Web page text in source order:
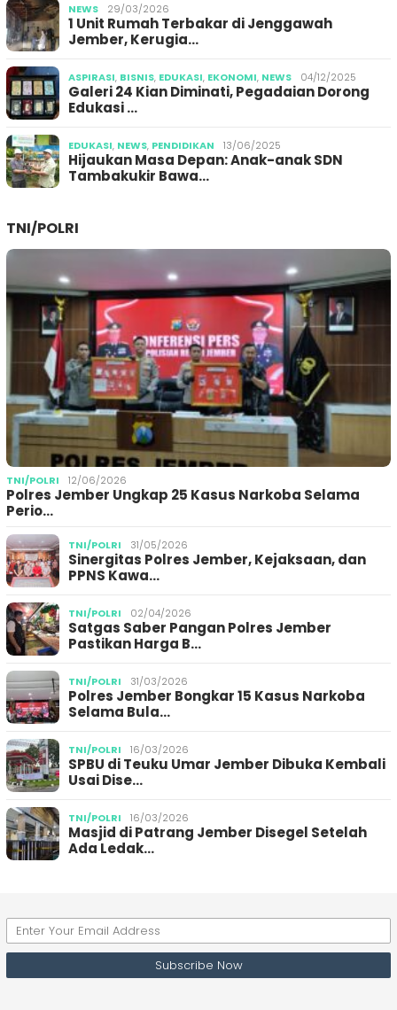
NEWS 29/03/2026
1 Unit Rumah Terbakar di Jenggawah
Jember, Kerugia…
ASPIRASI, BISNIS, EDUKASI, EKONOMI, NEWS 04/12/2025
Galeri 24 Kian Diminati, Pegadaian Dorong
Edukasi …
EDUKASI, NEWS, PENDIDIKAN 13/06/2025
Hijaukan Masa Depan: Anak-anak SDN
Tambakukir Bawa…
TNI/POLRI
TNI/POLRI 12/06/2026
Polres Jember Ungkap 25 Kasus Narkoba Selama
Perio…
TNI/POLRI 31/05/2026
Sinergitas Polres Jember, Kejaksaan, dan
PPNS Kawa…
TNI/POLRI 02/04/2026
Satgas Saber Pangan Polres Jember
Pastikan Harga B…
TNI/POLRI 31/03/2026
Polres Jember Bongkar 15 Kasus Narkoba
Selama Bula…
TNI/POLRI 16/03/2026
SPBU di Teuku Umar Jember Dibuka Kembali
Usai Dise…
TNI/POLRI 16/03/2026
Masjid di Patrang Jember Disegel Setelah
Ada Ledak…